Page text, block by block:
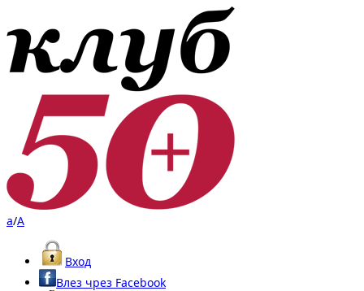
a/A
Вход
Влез чрез Facebook